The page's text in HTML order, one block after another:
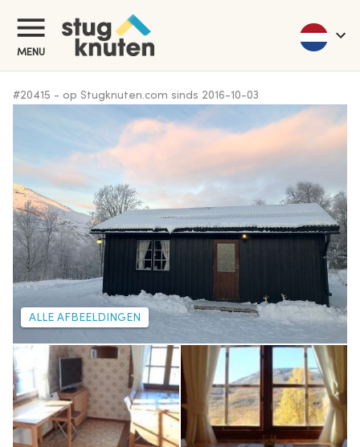
MENU
#20415 - op Stugknuten.com sinds 2016-10-03
ALLE AFBEELDINGEN